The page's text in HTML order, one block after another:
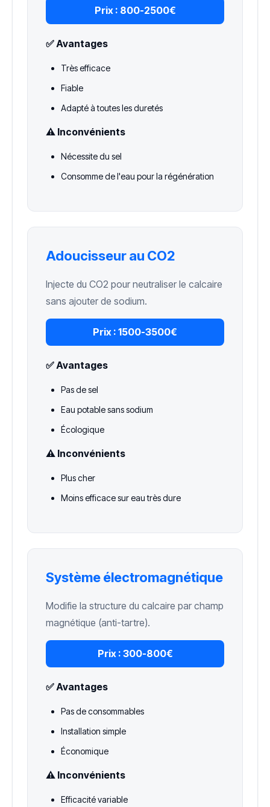
Prix : 800-2500€
✅ Avantages
Très efficace
Fiable
Adapté à toutes les duretés
⚠️ Inconvénients
Nécessite du sel
Consomme de l'eau pour la régénération
Adoucisseur au CO2
Injecte du CO2 pour neutraliser le calcaire
sans ajouter de sodium.
Prix : 1500-3500€
✅ Avantages
Pas de sel
Eau potable sans sodium
Écologique
⚠️ Inconvénients
Plus cher
Moins efficace sur eau très dure
Système électromagnétique
Modifie la structure du calcaire par champ
magnétique (anti-tartre).
Prix : 300-800€
✅ Avantages
Pas de consommables
Installation simple
Économique
⚠️ Inconvénients
Efficacité variable